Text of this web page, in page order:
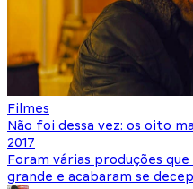
Filmes
Não foi dessa vez: os oito
2017
Foram várias produções
grande e acabaram se